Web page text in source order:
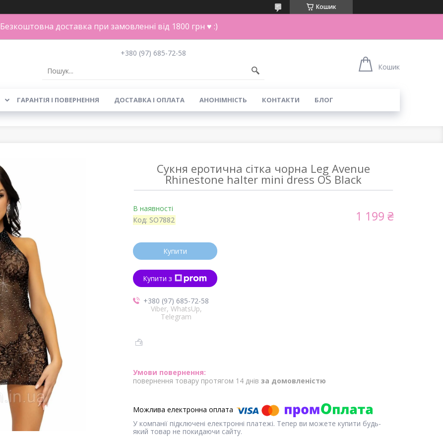
Кошик
Безкоштовна доставка при замовленні від 1800 грн ♥ :)
+380 (97) 685-72-58
Кошик
ГАРАНТІЯ І ПОВЕРНЕННЯ ДОСТАВКА І ОПЛАТА АНОНІМНІСТЬ КОНТАКТИ БЛОГ
Сукня еротична сітка чорна Leg Avenue
Rhinestone halter mini dress OS Black
В наявності
Код: SO7882 1 199 ₴
Купити
Купити з
+380 (97) 685-72-58
Viber, WhatsUp,
Telegram
повернення товару протягом 14 днів за домовленістю
У компанії підключені електронні платежі. Тепер ви можете купити будь-
який товар не покидаючи сайту.